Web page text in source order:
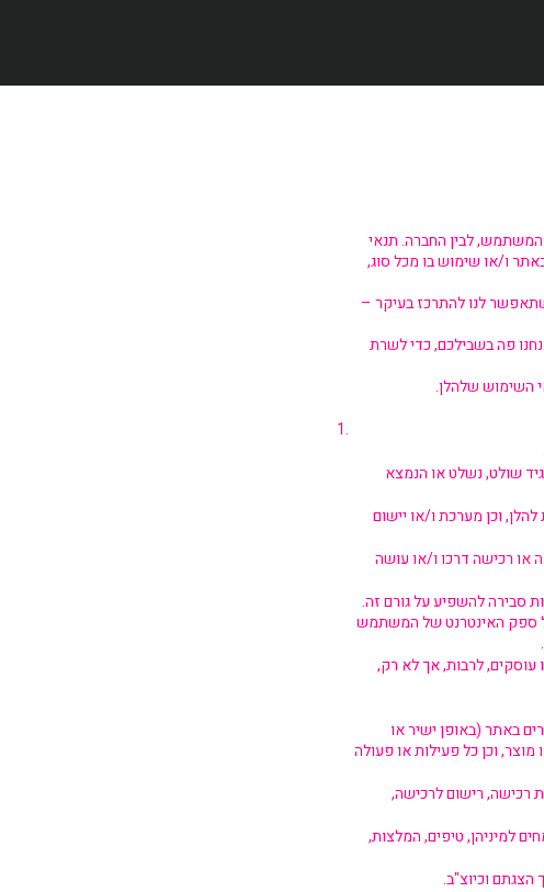
המשתמש, לבין החברה. תנאי
ו/או שימוש בו מכל סוג,
לנו להתרכז בעיקר –
פה בשבילכם, כדי לשרת
השימוש שלהלן.
ו/או מי מטעמה, לרבות תאגיד שולט, נשלט או הנמצא
וכן מערכת ו/או יישום
רכישה דרכו ו/או עושה
סבירה להשפיע על גורם זה.
ספק האינטרנט של המשתמש
עוסקים, לרבות, אך לא רק,
באתר (באופן ישיר או
וכן כל פעילות או פעולה
רכישה, רישום לרכישה,
למיניהן, טיפים, המלצות,
הצגתם וכיוצ"ב.